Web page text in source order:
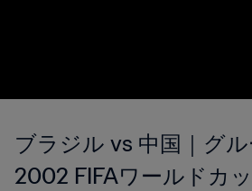
ブラジル vs 中国｜グル
2002 FIFAワールドカ